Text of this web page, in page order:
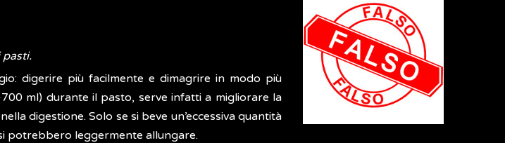
pasti.
digerire più facilmente e dimagrire in modo più
ml) durante il pasto, serve infatti a migliorare la
digestione. Solo se si beve un’eccessiva quantità
potrebbero leggermente allungare.